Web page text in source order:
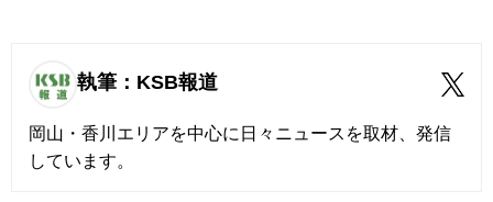
執筆：KSB報道
岡山・香川エリアを中心に日々ニュースを取材、発信
しています。